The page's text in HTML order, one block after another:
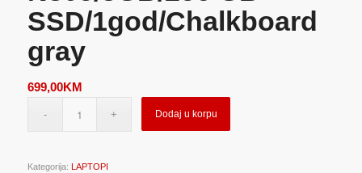
SSD/1god/Chalkboard
gray
699,00KM
Dodaj u korpu
Kategorija: LAPTOPI